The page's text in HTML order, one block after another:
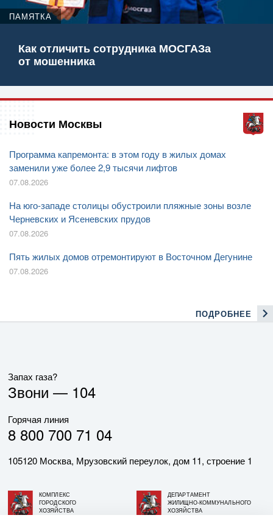
ПАМЯТКА
Как отличить сотрудника МОСГАЗа
от мошенника
Новости Москвы
Программа капремонта: в этом году в жилых домах
заменили уже более 2,9 тысячи лифтов
07.08.2026
На юго-западе столицы обустроили пляжные зоны возле
Черневских и Ясеневских прудов
07.08.2026
Пять жилых домов отремонтируют в Восточном Дегунине
07.08.2026
ПОДРОБНЕЕ
Запах газа?
Звони — 104
Горячая линия
8 800 700 71 04
105120 Москва, Мрузовский переулок, дом 11, строение 1
КОМПЛЕКС
ГОРОДСКОГО
ХОЗЯЙСТВА
ДЕПАРТАМЕНТ
ЖИЛИЩНО-КОММУНАЛЬНОГО
ХОЗЯЙСТВА